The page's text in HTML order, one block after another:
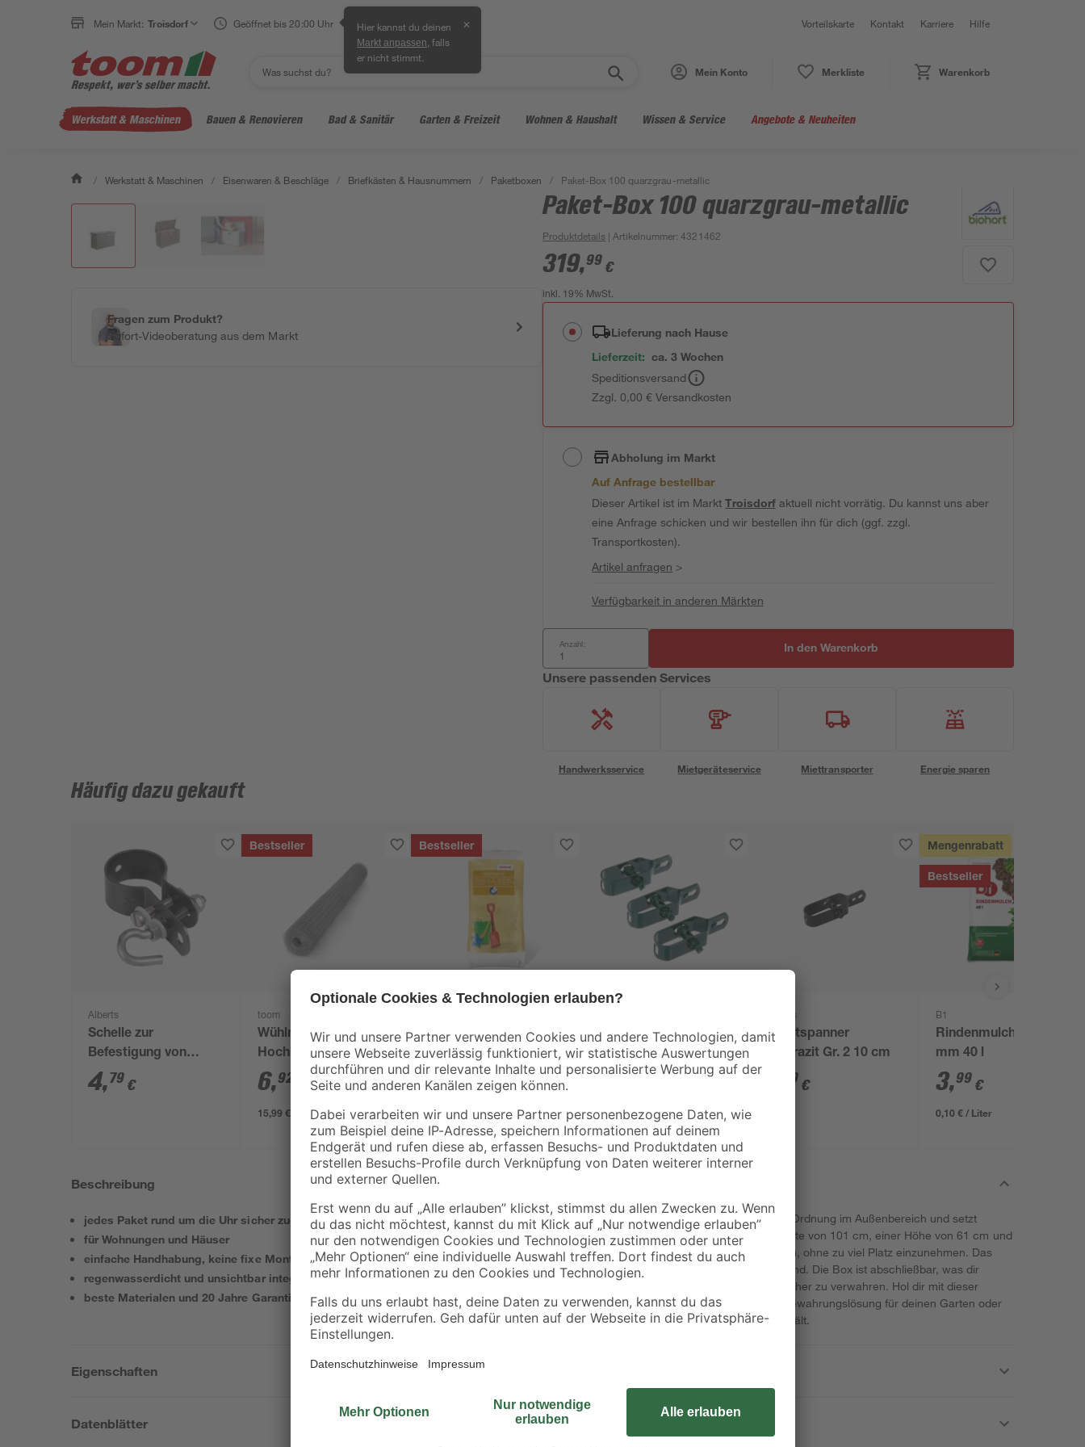
Mein Markt: Troisdorf Geöffnet bis 20:00 Uhr Hier kannst du deinen
Markt anpassen , falls
er nicht stimmt.
✕ Vorteilskarte Kontakt Karriere Hilfe
Mein Konto Merkliste Warenkorb
Werkstatt & Maschinen Bauen & Renovieren Bad & Sanitär Garten & Freizeit Wohnen & Haushalt Wissen & Service Angebote & Neuheiten
/ Werkstatt & Maschinen / Eisenwaren & Beschläge / Briefkästen & Hausnummern / Paketboxen / Paket-Box 100 quarzgrau-metallic
Fragen zum Produkt?
Sofort-Videoberatung aus dem Markt
Paket-Box 100 quarzgrau-metallic
Produktdetails | Artikelnummer:4321462
319,99 €
inkl. 19% MwSt.
Lieferung nach Hause
Lieferzeit: ca. 3 Wochen
Speditionsversand
Zzgl. 0,00 € Versandkosten
Abholung im Markt
Auf Anfrage bestellbar
Dieser Artikel ist im MarktTroisdorfaktuell nicht vorrätig. Du kannst uns aber
eine Anfrage schicken und wir bestellen ihn für dich (ggf. zzgl.
Transportkosten).
Artikel anfragen >
Verfügbarkeit in anderen Märkten
Anzahl: In den Warenkorb
Unsere passenden Services
Handwerksservice Mietgeräteservice Miettransporter Energie sparen
Häufig dazu gekauft
Alberts
Schelle zur
Befestigung von
Geflechtspannstäben
anthrazit Ø 3,4 cm
4,79 €
Bestseller
toom
Wühlmausgitter für
Hochbeete 2,1 x 1,1 m
6,92
/ m²
15,99 € / Pack
Bestseller
Spielsand beige 0-2
mm 25 kg
3,29 €
0,13 € / Kilogramm
Drahtspanner aus
Stahl, grün 3 Stück
5,09
Alberts
Drahtspanner
anthrazit Gr. 2 10 cm
89 €
Mengenrabatt
Bestseller
B1
Rindenmulch 0-40
mm 40 l
3,99 €
0,10 € / Liter
Beschreibung
jedes Paket rund um die Uhr sicher zugestellt
für Wohnungen und Häuser
einfache Handhabung, keine fixe Montage notwendig
regenwasserdicht und unsichtbar integrierte Durchlüftung
beste Materialen und 20 Jahre Garantie
Die Gartenbox 'PaketBox' von Biohort sorgt für Ordnung im Außenbereich und setzt
gleichzeitig einen stilvollen Akzent. Mit einer Breite von 101 cm, einer Höhe von 61 cm und
einer Tiefe von 46 cm bietet sie dir viel Stauraum, ohne zu viel Platz einzunehmen. Das
Gewicht von 19,9 kg sorgt für einen stabilen Stand. Die Box ist abschließbar, was dir
ermöglicht, deine persönlichen Gegenstände sicher zu verwahren. Hol dir mit dieser
Gartenbox eine praktische und funktionale Aufbewahrungslösung für deinen Garten oder
deine Terrasse, die alles sauber und geschützt hält.
Eigenschaften
Datenblätter